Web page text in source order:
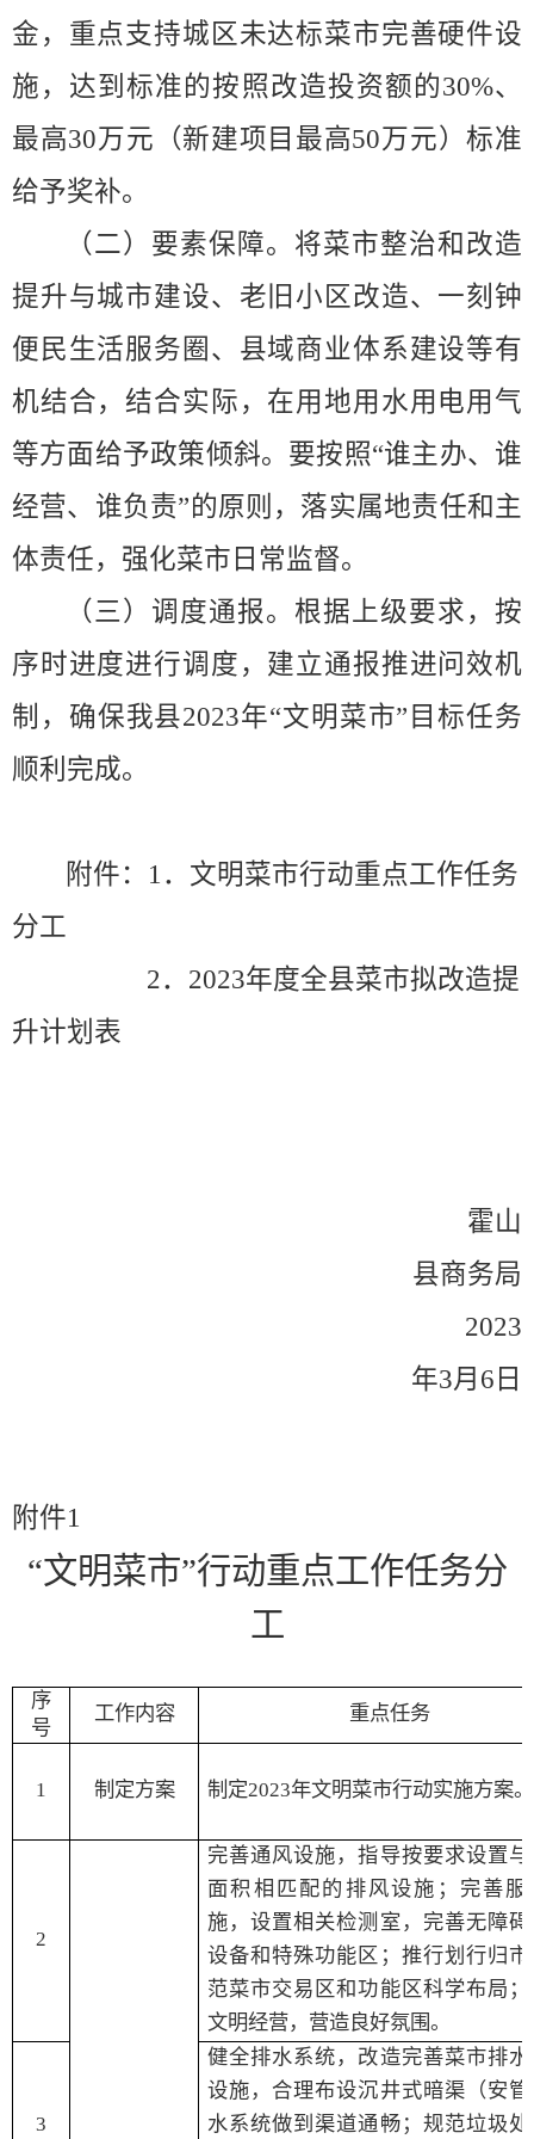
金，重点支持城区未达标菜市完善硬件设
施，达到标准的按照改造投资额的30%、
最高30万元（新建项目最高50万元）标准
给予奖补。
（二）要素保障。 将菜市整治和改造
提升与城市建设、老旧小区改造、一刻钟
便民生活服务圈、县域商业体系建设等有
机结合， 结合实际，在用地用水用电用气
等方面给予政策倾斜。要按照“谁主办、谁
经营、谁负责”的原则，落实属地责任和主
体责任，强化菜市日常监督。
（三）调度通报。 根据上级要求，按
序时进度进行调度，建立通报推进问效机
制，确保我县2023年“文明菜市” 目标任务
顺利完成。
附件： 1 ． 文明菜市行动重点工作任务
分工
2． 2023年度全县菜市拟改造提
升计划表
霍山
县商务局
2023
年3月 6 日
附件1
“文明菜市”行动重点工作任务分
工
序
号
工作内容 重点任务
1 制定方案 制定2023年文明菜市行动实施方案。
2
完善通风设施，指导按要求设置与
面积相匹配的排风设施；完善服
施，设置相关检测室，完善无障碍
设备和特殊功能区；推行划行归市
范菜市交易区和功能区科学布局；
文明经营，营造良好氛围。
3
健全排水系统，改造完善菜市排水
设施，合理布设沉井式暗渠（安管
水系统做到渠道通畅；规范垃圾处